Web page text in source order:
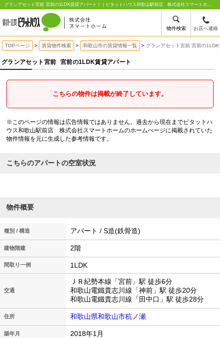
物件検索 お店へ連絡
グランアセット宮前 宮前の1LDK賃貸アパート！｜ピタットハウス和歌山駅前店 株式会社スマートホーム
TOPページ 賃貸物件検索 和歌山市の賃貸情報一覧 グランアセット宮前 宮前の
グランアセット宮前 宮前の1LDK賃貸アパート
こちらの物件は掲載が終了しています。
※このページの情報は広告情報ではありません。過去から現在までピタットハ
ウス和歌山駅前店 株式会社スマートホームのホームぺージに掲載されていた
物件情報を元に生成した参考情報です。
こちらのアパートの空室状況
物件概要
種別 / 構造 アパート / S造(鉄骨造)
建物階建 2階
間取り一例 1LDK
交通
ＪＲ紀勢本線「宮前」駅 徒歩6分
和歌山電鐵貴志川線「神前」駅 徒歩20分
和歌山電鐵貴志川線「田中口」駅 徒歩28分
住所 和歌山県和歌山市杭ノ瀬
築年月 2018年1月